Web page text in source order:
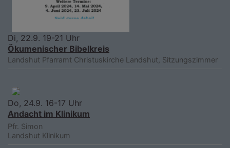
Di, 22.9. 19-21 Uhr
Ökumenischer Bibelkreis
Landshut Pfarramt Christuskirche Landshut, Sitzungszimmer
Do, 24.9. 16-17 Uhr
Andacht im Klinikum
Pfr. Simon
Landshut Klinikum